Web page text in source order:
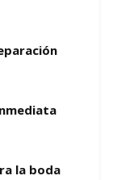
la boda